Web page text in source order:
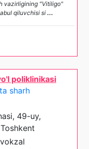
vazirligining "Vitiligo"
qiluvchisi si ...
poliklinikasi
sharh
49-uy,